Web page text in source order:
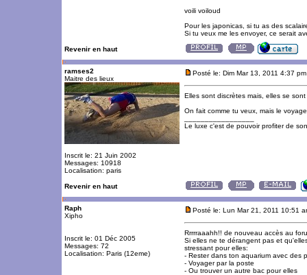
voili voiloud
Pour les japonicas, si tu as des
Si tu veux me les envoyer, ce serait
Revenir en haut
ramses2
Maitre des lieux
Inscrit le: 21 Juin 2002
Messages: 10918
Localisation: paris
Posté le: Dim Mar 13, 2011 4:37 pm
Elles sont discrètes mais, elles se
On fait comme tu veux, mais le
Le luxe c'est de pouvoir profiter de
Revenir en haut
Raph
Xipho
Inscrit le: 01 Déc 2005
Messages: 72
Localisation: Paris (12eme)
Posté le: Lun Mar 21, 2011 10:51
Rrrrraaahh!! de nouveau accès au
Si elles ne te dérangent pas et
stressant pour elles:
- Rester dans ton aquarium avec des
- Voyager par la poste
- Ou trouver un autre bac pour elles